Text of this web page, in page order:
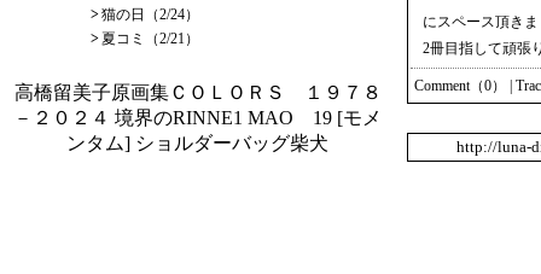
>猫の日（2/24）
>夏コミ（2/21）
高橋留美子原画集ＣＯＬＯＲＳ １９７８
－２０２４ 境界のRINNE1 MAO 19 [モメ
ンタム] ショルダーバッグ柴犬
にスペース頂き
2冊目指して頑張
Comment（0）
http://luna-